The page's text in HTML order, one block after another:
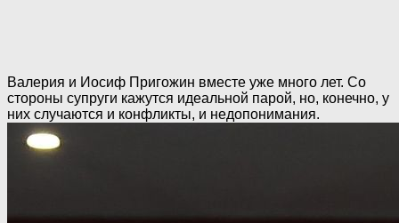
Валерия и Иосиф Пригожин вместе уже много лет. Со
стороны супруги кажутся идеальной парой, но, конечно, у
них случаются и конфликты, и недопонимания.